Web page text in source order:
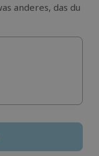
anderes, das du